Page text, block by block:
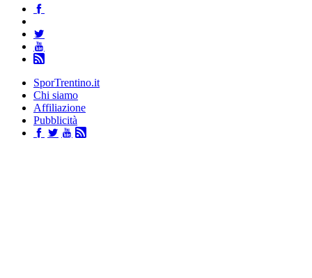
SporTrentino.it
Chi siamo
Affiliazione
Pubblicità